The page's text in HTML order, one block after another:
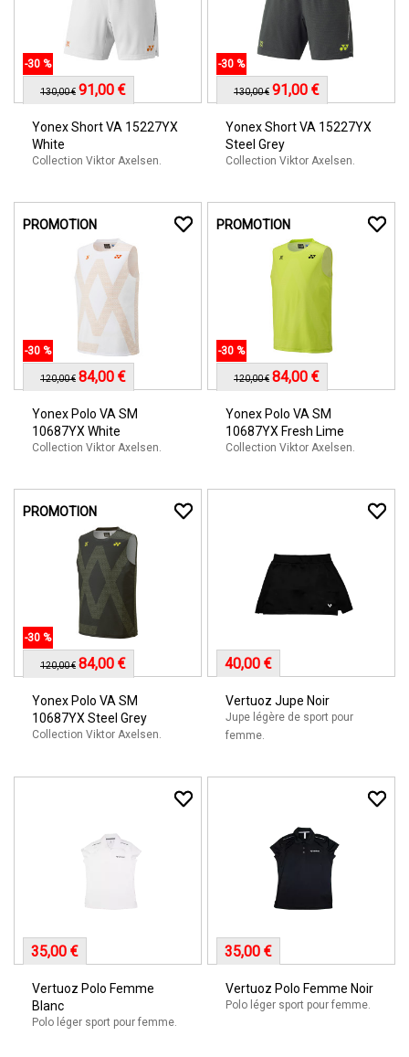
Yonex Short VA 15227YX
White
Collection Viktor Axelsen.
-30 %
130,00 € 91,00 €
Yonex Short VA 15227YX
Steel Grey
Collection Viktor Axelsen.
-30 %
130,00 € 91,00 €
PROMOTION
Yonex Polo VA SM
10687YX White
Collection Viktor Axelsen.
-30 %
120,00 € 84,00 €
PROMOTION
Yonex Polo VA SM
10687YX Fresh Lime
Collection Viktor Axelsen.
-30 %
120,00 € 84,00 €
PROMOTION
Yonex Polo VA SM
10687YX Steel Grey
Collection Viktor Axelsen.
-30 %
120,00 € 84,00 €
Vertuoz Jupe Noir
Jupe légère de sport pour
femme.
40,00 €
Vertuoz Polo Femme
Blanc
Polo léger sport pour femme.
35,00 €
Vertuoz Polo Femme Noir
Polo léger sport pour femme.
35,00 €